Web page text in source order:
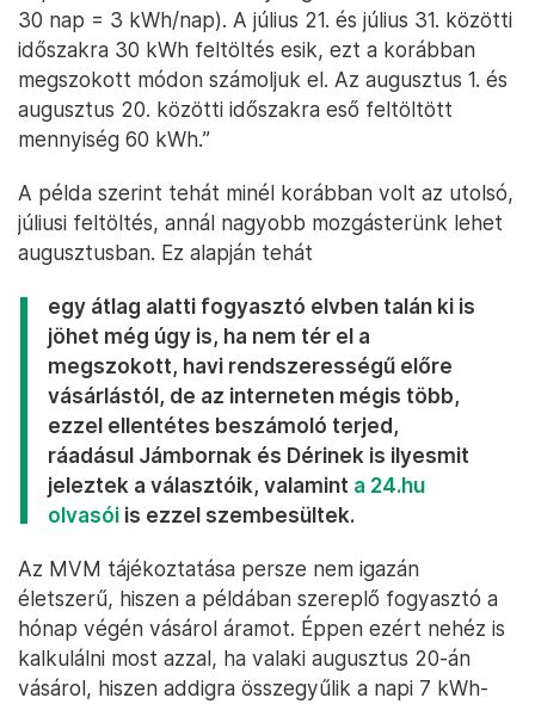
30 nap = 3 kWh/nap). A július 21. és július 31. közötti
időszakra 30 kWh feltöltés esik, ezt a korábban
megszokott módon számoljuk el. Az augusztus 1. és
augusztus 20. közötti időszakra eső feltöltött
mennyiség 60 kWh.”
A példa szerint tehát minél korábban volt az utolsó,
júliusi feltöltés, annál nagyobb mozgásterünk lehet
augusztusban. Ez alapján tehát
egy átlag alatti fogyasztó elvben talán ki is
jöhet még úgy is, ha nem tér el a
megszokott, havi rendszerességű előre
vásárlástól, de az interneten mégis több,
ezzel ellentétes beszámoló terjed,
ráadásul Jámbornak és Dérinek is ilyesmit
jeleztek a választóik, valamint a 24.hu
olvasói is ezzel szembesültek.
Az MVM tájékoztatása persze nem igazán
életszerű, hiszen a példában szereplő fogyasztó a
hónap végén vásárol áramot. Éppen ezért nehéz is
kalkulálni most azzal, ha valaki augusztus 20-án
vásárol, hiszen addigra összegyűlik a napi 7 kWh-